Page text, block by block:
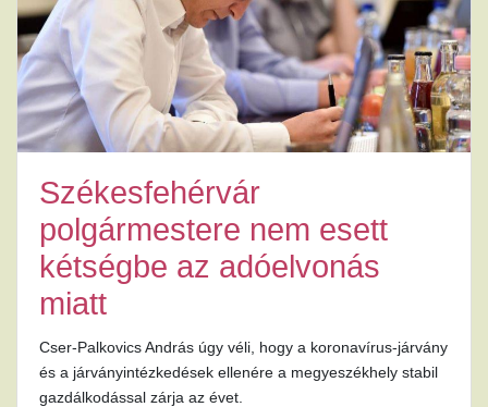
Székesfehérvár
polgármestere nem esett
kétségbe az adóelvonás
miatt
Cser-Palkovics András úgy véli, hogy a koronavírus-járvány
és a járványintézkedések ellenére a megyeszékhely stabil
gazdálkodással zárja az évet.